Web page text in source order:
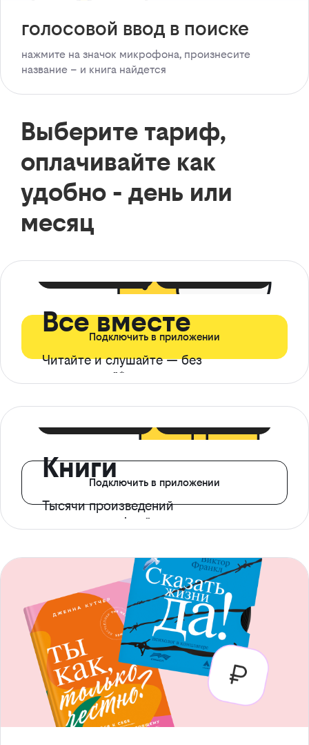
голосовой ввод в поиске
нажмите на значок микрофона, произнесите
название – и книга найдется
Выберите тариф,
оплачивайте как
удобно - день или
месяц
Все вместе
Читайте и слушайте — без
ограничений*
Подключить в приложении
Книги
Тысячи произведений
с доступом офлайн
Подключить в приложении